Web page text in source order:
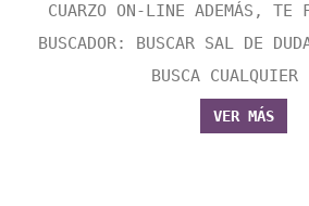
CUARZO ON-LINE ADEMÁS, TE
BUSCADOR: BUSCAR SAL DE
BUSCA
VER MÁS